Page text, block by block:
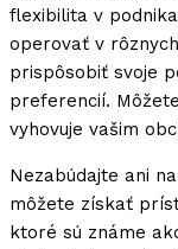
flexibilita v
operovať v
prispôsobiť svoje
preferencií.
vyhovuje vašim
Nezabúdajte ani
môžete získať
ktoré sú známe